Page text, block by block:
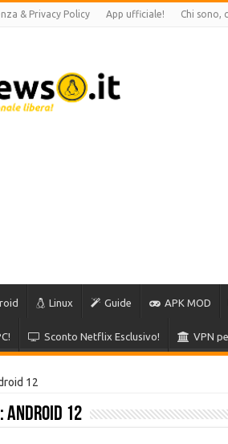
& Privacy Policy App ufficiale! Chi sono,
Linux Guide APK MOD
Sconto Netflix Esclusivo! VPN
12
android 12